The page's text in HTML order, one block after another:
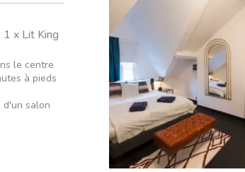
1 x Lit King
le centre
à pieds
d'un salon